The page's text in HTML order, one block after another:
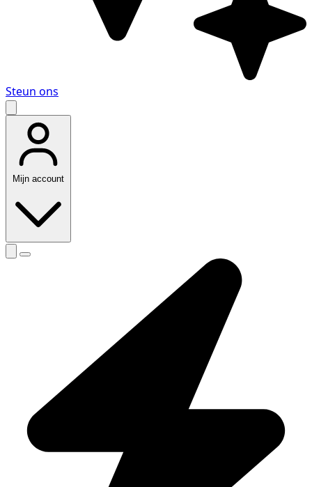
Steun ons
Mijn account